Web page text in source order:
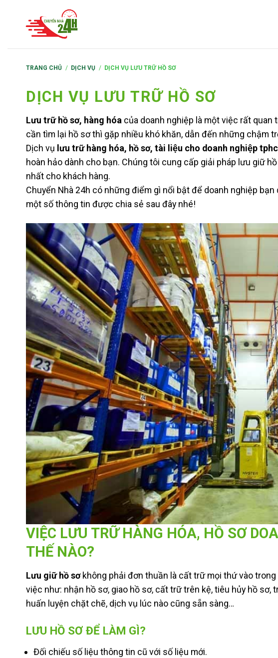
TRANG CHỦ / DỊCH VỤ / DỊCH VỤ LƯU TRỮ HỒ SƠ
DỊCH VỤ LƯU TRỮ HỒ SƠ
Lưu trữ hồ sơ, hàng hóa của doanh nghiệp là một việc rất quan
cần tìm lại hồ sơ thì gặp nhiều khó khăn, dẫn đến những chậm
Dịch vụ lưu trữ hàng hóa, hồ sơ, tài liệu cho doanh nghiệp
hoàn hảo dành cho bạn. Chúng tôi cung cấp giải pháp lưu giữ
nhất cho khách hàng.
Chuyển Nhà 24h có những điểm gì nổi bật để doanh nghiệp
một số thông tin được chia sẻ sau đây nhé!
VIỆC LƯU TRỮ HÀNG HÓA, HỒ SƠ
THẾ NÀO?
Lưu giữ hồ sơkhông phải đơn thuần là cất trữ mọi thứ vào
việc như: nhận hồ sơ, giao hồ sơ, cất trữ trên kệ, tiêu hủy hồ sơ,
huấn luyện chặt chẽ, dịch vụ lúc nào cũng sẵn sàng…
LƯU HỒ SƠ ĐỂ LÀM GÌ?
Đối chiếu số liệu thông tin cũ với số liệu mới.